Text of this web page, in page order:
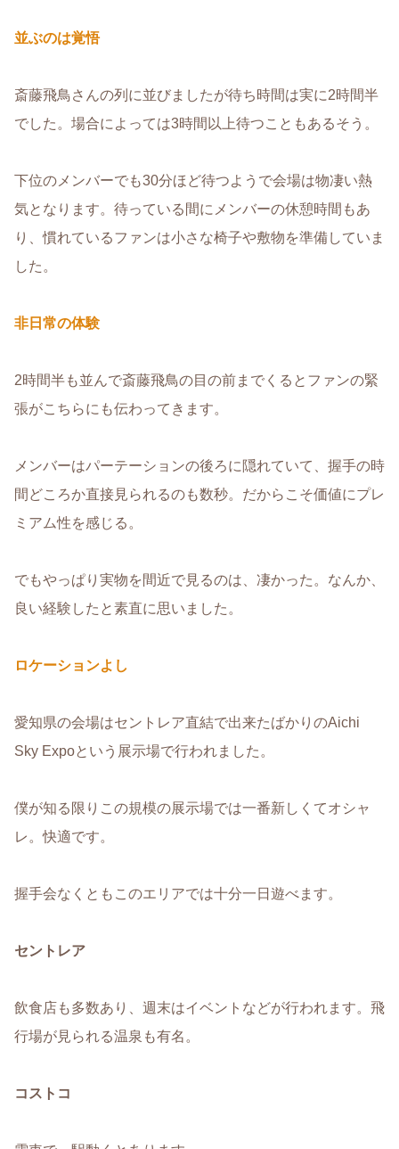
並ぶのは覚悟
斎藤飛鳥さんの列に並びましたが待ち時間は実に2時間半
でした。場合によっては3時間以上待つこともあるそう。
下位のメンバーでも30分ほど待つようで会場は物凄い熱
気となります。待っている間にメンバーの休憩時間もあ
り、慣れているファンは小さな椅子や敷物を準備していま
した。
非日常の体験
2時間半も並んで斎藤飛鳥の目の前までくるとファンの緊
張がこちらにも伝わってきます。
メンバーはパーテーションの後ろに隠れていて、握手の時
間どころか直接見られるのも数秒。だからこそ価値にプレ
ミアム性を感じる。
でもやっぱり実物を間近で見るのは、凄かった。なんか、
良い経験したと素直に思いました。
ロケーションよし
愛知県の会場はセントレア直結で出来たばかりのAichi
Sky Expoという展示場で行われました。
僕が知る限りこの規模の展示場では一番新しくてオシャ
レ。快適です。
握手会なくともこのエリアでは十分一日遊べます。
セントレア
飲食店も多数あり、週末はイベントなどが行われます。飛
行場が見られる温泉も有名。
コストコ